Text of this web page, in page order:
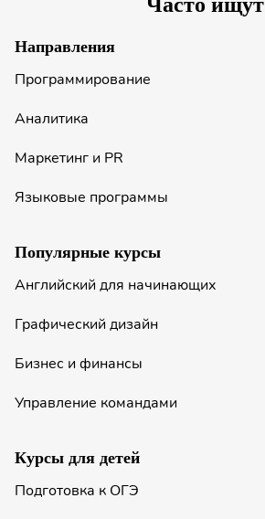
Направления
Программирование
Аналитика
Маркетинг и PR
Языковые программы
Популярные курсы
Английский для начинающих
Графический дизайн
Бизнес и финансы
Управление командами
Курсы для детей
Подготовка к ОГЭ